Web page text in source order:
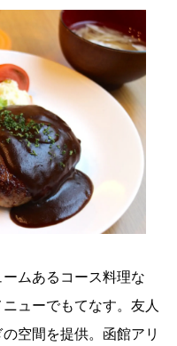
ムあるコース料理な
ューでもてなす。友人
空間を提供。函館アリ